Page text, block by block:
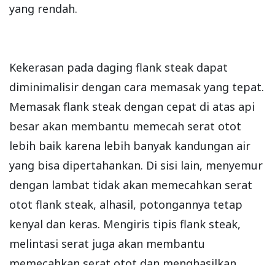
yang rendah.
Kekerasan pada daging flank steak dapat
diminimalisir dengan cara memasak yang tepat.
Memasak flank steak dengan cepat di atas api
besar akan membantu memecah serat otot
lebih baik karena lebih banyak kandungan air
yang bisa dipertahankan. Di sisi lain, menyemur
dengan lambat tidak akan memecahkan serat
otot flank steak, alhasil, potongannya tetap
kenyal dan keras. Mengiris tipis flank steak,
melintasi serat juga akan membantu